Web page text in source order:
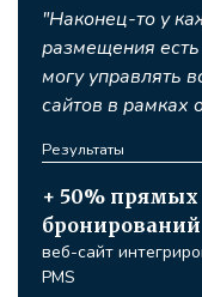
"Наконец-то у
размещения
могу управлять
сайтов в рамках
Результаты
+ 50% прямых
бронирований
веб-сайт
PMS